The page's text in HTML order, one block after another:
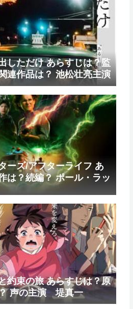
しただけ あらすじは？監
連作品は？ 池松壮亮主演
ーズ/アフターライフ あ
は？続編？ ポール・ラッ
束の旅 あらすじは？原
声の主演 堤真一